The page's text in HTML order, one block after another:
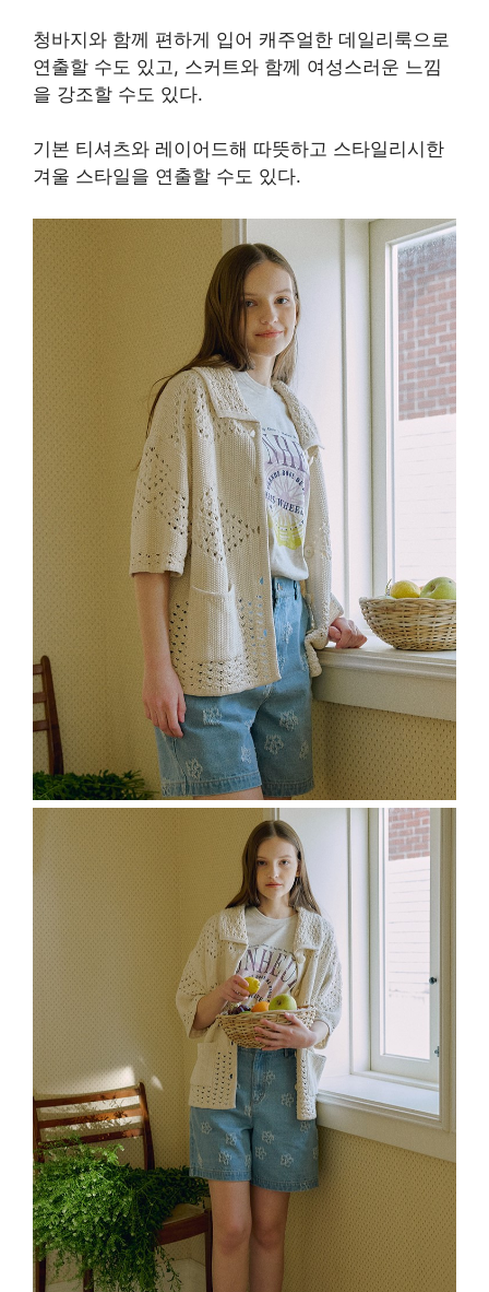
청바지와 함께 편하게 입어 캐주얼한 데일리룩으로
연출할 수도 있고, 스커트와 함께 여성스러운 느낌
을 강조할 수도 있다.
기본 티셔츠와 레이어드해 따뜻하고 스타일리시한
겨울 스타일을 연출할 수도 있다.